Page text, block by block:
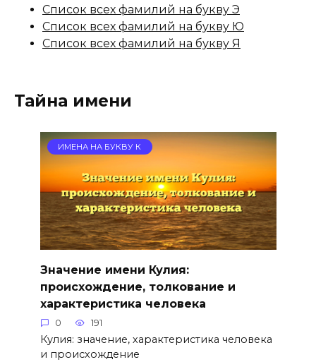
Список всех фамилий на букву Э
Список всех фамилий на букву Ю
Список всех фамилий на букву Я
Тайна имени
ИМЕНА НА БУКВУ К
Значение имени Кулия:
происхождение, толкование и
характеристика человека
0 191
Кулия: значение, характеристика человека
и происхождение